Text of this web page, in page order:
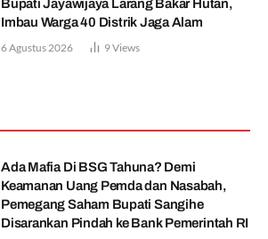
Bupati Jayawijaya Larang Bakar Hutan,
Imbau Warga 40 Distrik Jaga Alam
6 Agustus 2026 9Views
Ada Mafia Di BSG Tahuna? Demi
Keamanan Uang Pemda dan Nasabah,
Pemegang Saham Bupati Sangihe
Disarankan Pindah ke Bank Pemerintah RI